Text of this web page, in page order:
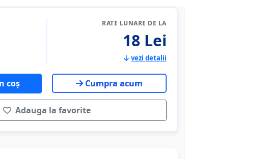
RATE LUNARE DE LA
18 Lei
vezi detalii
coș Cumpra acum
Adauga la favorite